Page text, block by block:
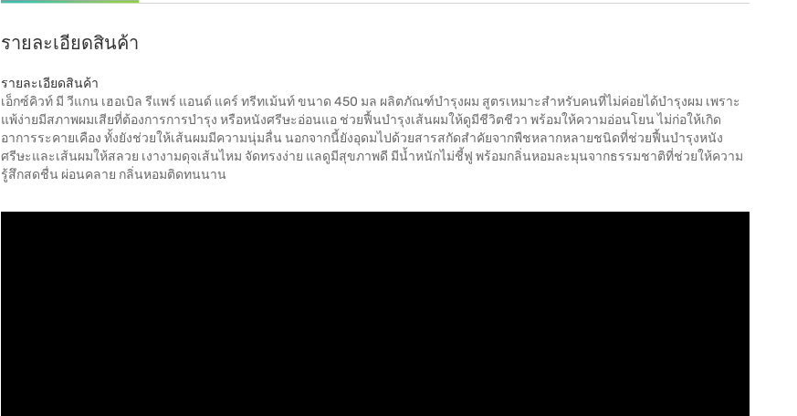
รายละเอียดสินค้า
รายละเอียดสินค้า
เอ็กซ์คิวท์ มี วีแกน เฮอเบิล รีแพร์ แอนด์ แคร์ ทรีทเม้นท์ ขนาด 450 มล ผลิตภัณฑ์บำรุงผม สูตรเหมาะสำหรับคนที่ไม่ค่อยได้บำรุงผม เพราะ
แพ้ง่ายมีสภาพผมเสียที่ต้องการการบำรุง หรือหนังศรีษะอ่อนแอ ช่วยฟื้นบำรุงเส้นผมให้ดูมีชีวิตชีวา พร้อมให้ความอ่อนโยน ไม่ก่อให้เกิด
อาการระคายเคือง ทั้งยังช่วยให้เส้นผมมีความนุ่มลื่น นอกจากนี้ยังอุดมไปด้วยสารสกัดสำคัยจากพืชหลากหลายชนิดที่ช่วยฟื้นบำรุงหนัง
ศรีษะและเส้นผมให้สลวย เงางามดุจเส้นไหม จัดทรงง่าย แลดูมีสุขภาพดี มีน้ำหนักไม่ชี้ฟู พร้อมกลิ่นหอมละมุนจากธรรมชาติที่ช่วยให้ความ
รู้สึกสดชื่น ผ่อนคลาย กลิ่นหอมติดทนนาน